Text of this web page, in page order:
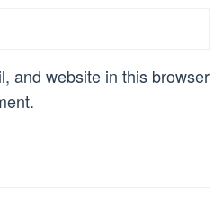
and website in this browser